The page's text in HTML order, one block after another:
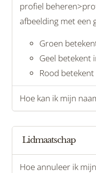
profiel
afbeelding met een
Groen
Geel betekent
Rood
Hoe kan ik mijn
Lidmaatschap
Hoe annuleer ik